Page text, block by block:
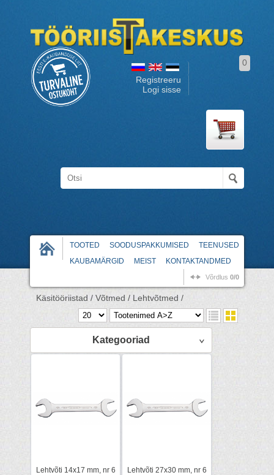
Registreeru
Logi sisse
0
TOOTED SOODUSPAKKUMISED
TEENUSED
KAUBAMÄRGID
MEIST KONTAKTANDMED
Võrdlus 0/0
Käsitööriistad / Võtmed / Lehtvõtmed /
Kategooriad
Lehtvõti 14x17 mm, nr 6 Lehtvõti 27x30 mm, nr 6